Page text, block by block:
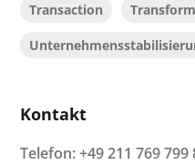
Transaction
Kontakt
Telefon:+49 211 769 799